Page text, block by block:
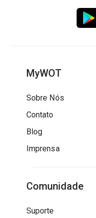
MyWOT
Sobre Nós
Contato
Blog
Imprensa
Comunidade
Suporte